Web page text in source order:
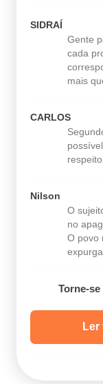
SIDRAÍ
Gente
cada
mais
CARLOS
respeito.
Nilson
O
no
O povo
Torne-